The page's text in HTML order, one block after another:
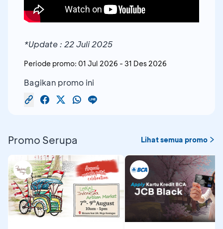
*Update : 22 Juli 2025
Periode promo: 01 Jul 2026 - 31 Des 2026
Bagikan promo ini
Promo Serupa Lihat semua promo